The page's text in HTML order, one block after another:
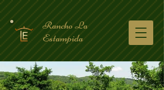
Rancho La
Estampida